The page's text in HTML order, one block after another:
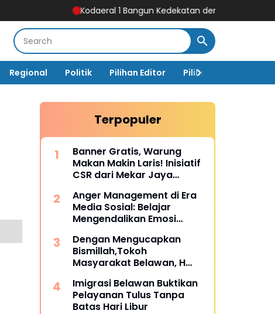
Kodaeral 1 Bangun Kedekatan dengan Masyarakat Pesisir ‎
Regional Politik Pilihan Editor Pilihan Rakyat
Terpopuler
Banner Gratis, Warung
Makan Makin Laris! Inisiatif
CSR dari Mekar Jaya
Universitas Siber Asia
Anger Management di Era
Media Sosial: Belajar
Mengendalikan Emosi
Dengan Mengucapkan
Bismillah,Tokoh
Masyarakat Belawan, H
Musholla
Imigrasi Belawan Buktikan
Pelayanan Tulus Tanpa
Batas Hari Libur